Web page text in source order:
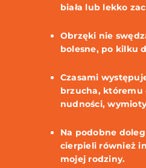
biała lub lekko
Obrzęki nie
bolesne, po kilku
Czasami
brzucha, któremu
nudności,
Na podobne
cierpieli również
mojej rodziny.